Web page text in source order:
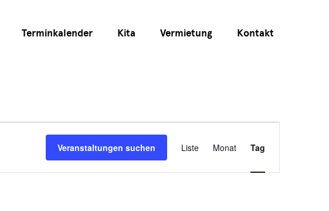
Terminkalender Kita Vermietung Kontakt
Veranstaltungen suchen
Ansichten-
Liste Monat Tag